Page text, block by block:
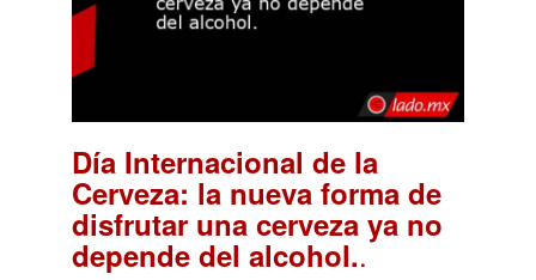
Día Internacional de la
Cerveza: la nueva forma de
disfrutar una cerveza ya no
depende del alcohol..